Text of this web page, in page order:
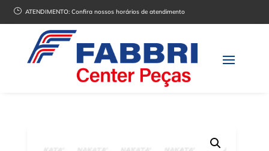
} ATENDIMENTO:Confira nossos horários de atendimento